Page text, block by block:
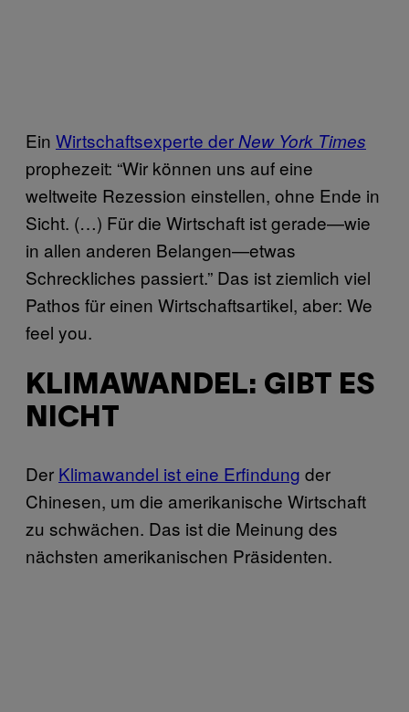
Ein Wirtschaftsexperte derNew York Times
prophezeit: “Wir können uns auf eine
weltweite Rezession einstellen, ohne Ende in
Sicht. (…) Für die Wirtschaft ist gerade—wie
in allen anderen Belangen—etwas
Schreckliches passiert.” Das ist ziemlich viel
Pathos für einen Wirtschaftsartikel, aber: We
feel you.
KLIMAWANDEL: GIBT ES
NICHT
Der Klimawandel ist eine Erfindung der
Chinesen, um die amerikanische Wirtschaft
zu schwächen. Das ist die Meinung des
nächsten amerikanischen Präsidenten.